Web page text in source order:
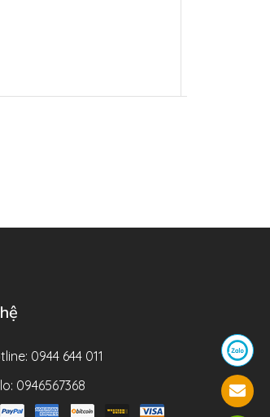
0944 644 011
0946567368